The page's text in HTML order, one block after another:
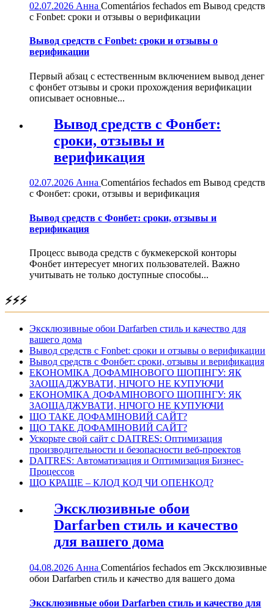
02.07.2026 Анна Comentários fechados em Вывод средств
с Fonbet: сроки и отзывы о верификации
Вывод средств с Fonbet: сроки и отзывы о
верификации
Первый абзац с естественным включением вывод денег
с фонбет отзывы и сроки прохождения верификации
описывает основные...
Вывод средств с Фонбет:
сроки, отзывы и
верификация
02.07.2026 Анна Comentários fechados em Вывод средств
с Фонбет: сроки, отзывы и верификация
Вывод средств с Фонбет: сроки, отзывы и
верификация
Процесс вывода средств с букмекерской конторы
Фонбет интересует многих пользователей. Важно
учитывать не только доступные способы...
⚡⚡⚡
Эксклюзивные обои Darfarben стиль и качество для
вашего дома
Вывод средств с Fonbet: сроки и отзывы о верификации
Вывод средств с Фонбет: сроки, отзывы и верификация
ЕКОНОМІКА ДОФАМІНОВОГО ШОПІНГУ: ЯК
ЗАОЩАДЖУВАТИ, НІЧОГО НЕ КУПУЮЧИ
ЕКОНОМІКА ДОФАМІНОВОГО ШОПІНГУ: ЯК
ЗАОЩАДЖУВАТИ, НІЧОГО НЕ КУПУЮЧИ
ЩО ТАКЕ ДОФАМІНОВИЙ САЙТ?
ЩО ТАКЕ ДОФАМІНОВИЙ САЙТ?
Ускорьте свой сайт с DAITRES: Оптимизация
производительности и безопасности веб-проектов
DAITRES: Автоматизация и Оптимизация Бизнес-
Процессов
ЩО КРАЩЕ – КЛОД КОД ЧИ ОПЕНКОД?
Эксклюзивные обои
Darfarben стиль и качество
для вашего дома
04.08.2026 Анна Comentários fechados em Эксклюзивные
обои Darfarben стиль и качество для вашего дома
Эксклюзивные обои Darfarben стиль и качество для